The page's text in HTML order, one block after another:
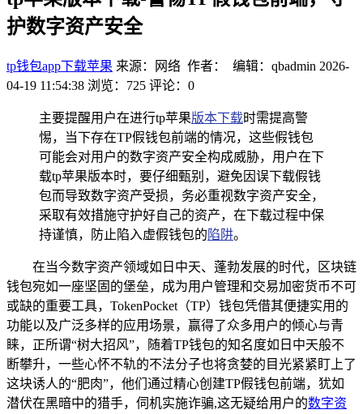
护数字资产安全
tp钱包app下载苹果 来源：网络 作者： 编辑：qbadmin 2026-
04-19 11:54:38 浏览：725 评论：0
主要提醒用户在进行tp苹果版本下载时需提高警
惕，当下存在TP假钱包前端的情况，这些假钱包
可能会对用户的数字资产安全构成威胁，用户在下
载tp苹果版本时，要仔细甄别，避免因误下载假钱
包而导致数字资产受损，务必重视数字资产安全，
采取有效措施守护好自己的资产，在下载过程中保
持谨慎，防止陷入虚假钱包的 陷阱。
在当今数字资产领域如日中天、蓬勃发展的时代，区块链
钱包宛如一座坚固的堡垒，成为用户管理和交易加密货币不可
或缺的重要工具，TokenPocket（TP）钱包凭借其便捷实用的
功能以及广泛多样的应用场景，赢得了众多用户的倾心与青
睐，正所谓“树大招风”，随着TP钱包的知名度如日中天般不
断攀升，一些心怀不轨的不法分子也将贪婪的目光紧紧盯上了
这块诱人的“肥肉”，他们通过精心创建TP假钱包前端，犹如
潜伏在黑暗中的猎手，伺机实施诈骗,这无疑给用户的数字资